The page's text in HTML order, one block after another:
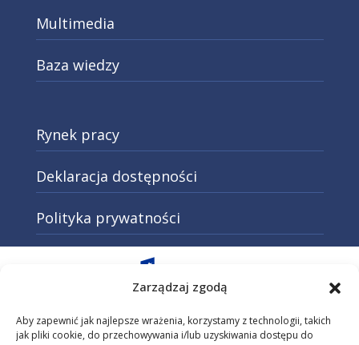
Zarządzaj zgodą
Aby zapewnić jak najlepsze wrażenia, korzystamy z technologii, takich
jak pliki cookie, do przechowywania i/lub uzyskiwania dostępu do
Multimedia
Baza wiedzy
Rynek pracy
Deklaracja dostępności
Polityka prywatności
Otwarcie w nowej karcie: